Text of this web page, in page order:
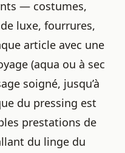
— costumes,
luxe, fourrures,
article avec une
(aqua ou à sec
soigné, jusqu’à
du pressing est
prestations de
du linge du